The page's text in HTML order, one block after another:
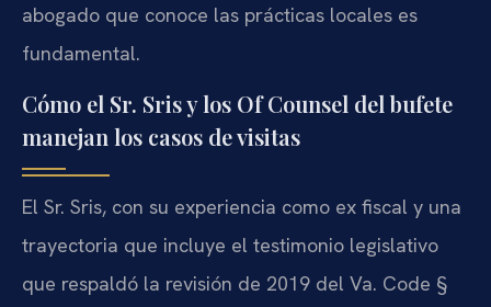
abogado que conoce las prácticas locales es
fundamental.
Cómo el Sr. Sris y los Of Counsel del bufete
manejan los casos de visitas
El Sr. Sris, con su experiencia como ex fiscal y una
trayectoria que incluye el testimonio legislativo
que respaldó la revisión de 2019 del Va. Code §